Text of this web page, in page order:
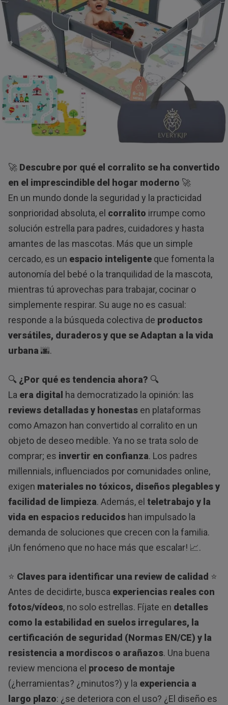
🚀 Descubre por qué el corralito se ha convertido
en el imprescindible del hogar moderno 🚀
En un mundo donde la seguridad y la practicidad
sonprioridad absoluta, el corralito irrumpe como
solución estrella para padres, cuidadores y hasta
amantes de las mascotas. Más que un simple
cercado, es un espacio inteligente que fomenta la
autonomía del bebé o la tranquilidad de la mascota,
mientras tú aprovechas para trabajar, cocinar o
simplemente respirar. Su auge no es casual:
responde a la búsqueda colectiva de productos
versátiles, duraderos y que se Adaptan a la vida
urbana 🌆.
🔍 ¿Por qué es tendencia ahora? 🔍
La era digital ha democratizado la opinión: las
reviews detalladas y honestas en plataformas
como Amazon han convertido al corralito en un
objeto de deseo medible. Ya no se trata solo de
comprar; es invertir en confianza. Los padres
millennials, influenciados por comunidades online,
exigen materiales no tóxicos, diseños plegables y
facilidad de limpieza. Además, el teletrabajo y la
vida en espacios reducidos han impulsado la
demanda de soluciones que crecen con la familia.
¡Un fenómeno que no hace más que escalar! 📈.
⭐ Claves para identificar una review de calidad ⭐
Antes de decidirte, busca experiencias reales con
fotos/vídeos, no solo estrellas. Fíjate en detalles
como la estabilidad en suelos irregulares, la
certificación de seguridad (Normas EN/CE) y la
resistencia a mordiscos o arañazos. Una buena
review menciona el proceso de montaje
(¿herramientas? ¿minutos?) y la experiencia a
largo plazo: ¿se deteriora con el uso? ¿El diseño es